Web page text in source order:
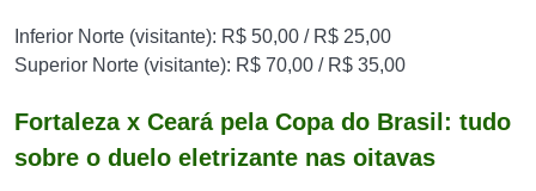
Inferior Norte (visitante): R$ 50,00 / R$ 25,00
Superior Norte (visitante): R$ 70,00 / R$ 35,00
Fortaleza x Ceará pela Copa do Brasil: tudo
sobre o duelo eletrizante nas oitavas